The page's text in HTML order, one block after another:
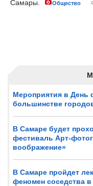
Мероприятия в День
большинстве
В Самаре будет
фестиваль Арт-
воображение»
В Самаре пройдет
феномен соседства
Самары.
Общество